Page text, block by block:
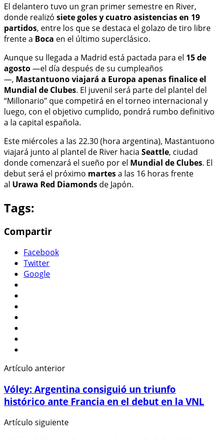
El delantero tuvo un gran primer semestre en River,
donde realizó siete goles y cuatro asistencias en 19
partidos, entre los que se destaca el golazo de tiro libre
frente a Boca en el último superclásico.
Aunque su llegada a Madrid está pactada para el 15 de
agosto—el día después de su cumpleaños
—, Mastantuono viajará a Europa apenas finalice el
Mundial de Clubes. El juvenil será parte del plantel del
“Millonario” que competirá en el torneo internacional y
luego, con el objetivo cumplido, pondrá rumbo definitivo
a la capital española.
Este miércoles a las 22.30 (hora argentina), Mastantuono
viajará junto al plantel de River hacia Seattle, ciudad
donde comenzará el sueño por el Mundial de Clubes. El
debut será el próximo martesa las 16 horas frente
al Urawa Red Diamonds de Japón.
Tags:
Compartir
Facebook
Twitter
Google
Artículo anterior
Vóley: Argentina consiguió un triunfo
histórico ante Francia en el debut en la VNL
Artículo siguiente